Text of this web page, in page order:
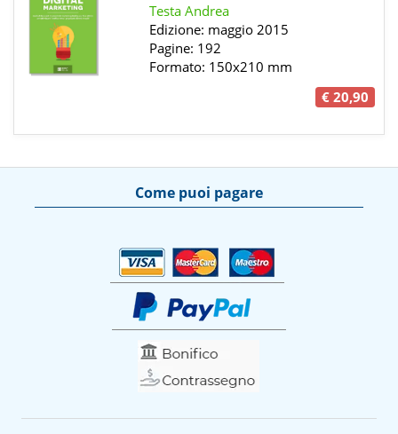
Testa Andrea
Edizione: maggio 2015
Pagine: 192
Formato: 150x210 mm
€ 20,90
Come puoi pagare